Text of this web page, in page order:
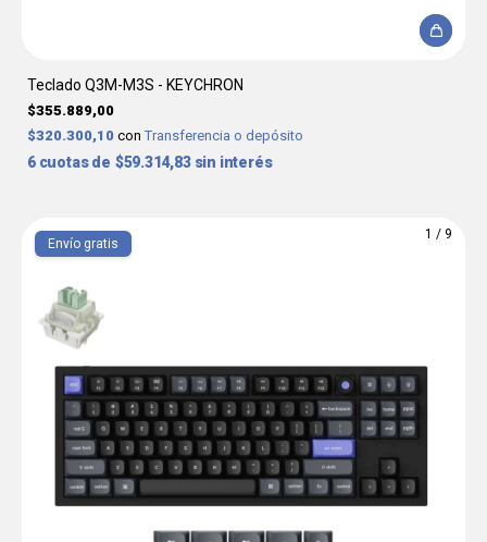
Teclado Q3M-M3S - KEYCHRON
$355.889,00
$320.300,10 con Transferencia o depósito
6 $59.314,83 sin interés
1 / 9
Envío gratis